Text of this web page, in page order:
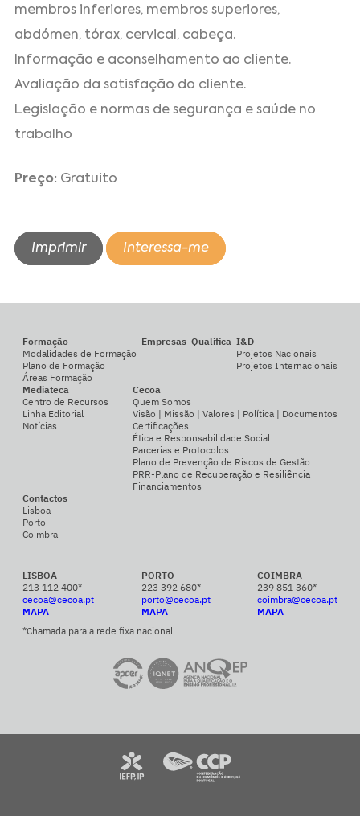
membros inferiores, membros superiores,
abdómen, tórax, cervical, cabeça.
Informação e aconselhamento ao cliente.
Avaliação da satisfação do cliente.
Legislação e normas de segurança e saúde no
trabalho
Preço: Gratuito
Imprimir Interessa-me
Formação
Modalidades de Formação
Plano de Formação
Áreas Formação
Empresas Qualifica I&D
Projetos Nacionais
Projetos Internacionais
Mediateca
Centro de Recursos
Linha Editorial
Notícias
Cecoa
Quem Somos
Visão | Missão | Valores | Política | Documentos
Certificações
Ética e Responsabilidade Social
Parcerias e Protocolos
Plano de Prevenção de Riscos de Gestão
PRR-Plano de Recuperação e Resiliência
Financiamentos
Contactos
Lisboa
Porto
Coimbra
LISBOA
213 112 400*
cecoa@cecoa.pt
MAPA
PORTO
223 392 680*
porto@cecoa.pt
MAPA
COIMBRA
239 851 360*
coimbra@cecoa.pt
MAPA
*Chamada para a rede fixa nacional